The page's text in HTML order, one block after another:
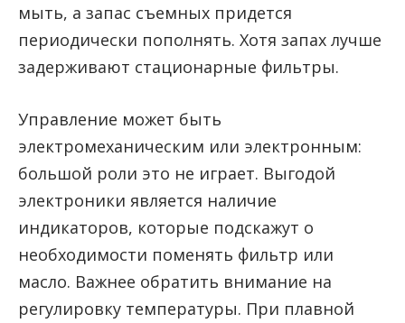
мыть, а запас съемных придется
периодически пополнять. Хотя запах лучше
задерживают стационарные фильтры.
Управление может быть
электромеханическим или электронным:
большой роли это не играет. Выгодой
электроники является наличие
индикаторов, которые подскажут о
необходимости поменять фильтр или
масло. Важнее обратить внимание на
регулировку температуры. При плавной